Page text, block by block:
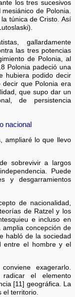
los tres sucesivos
de Polonia.
túnica de Cristo. Así
gallardamente
las tres potencias
de Polonia, al
Polonia padeció una
hubiera podido decir
que Polonia era
que supo dar un
de persistencia
nacional
ampliaré lo que llevo
sobrevivir a largos
Puede
y desgarramientos
de nacionalidad,
de Ratzel y los
e incluso en
concepción de
habló de la sociedad
entre el hombre y el
exagerarlo.
el elemento
[11] geográfica. La
el territorio.